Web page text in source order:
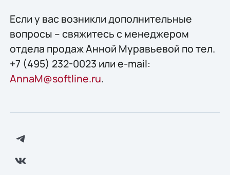
Если у вас возникли дополнительные
вопросы – свяжитесь с менеджером
отдела продаж Анной Муравьевой по тел.
+7 (495) 232-0023 или e-mail:
AnnaM@softline.ru.